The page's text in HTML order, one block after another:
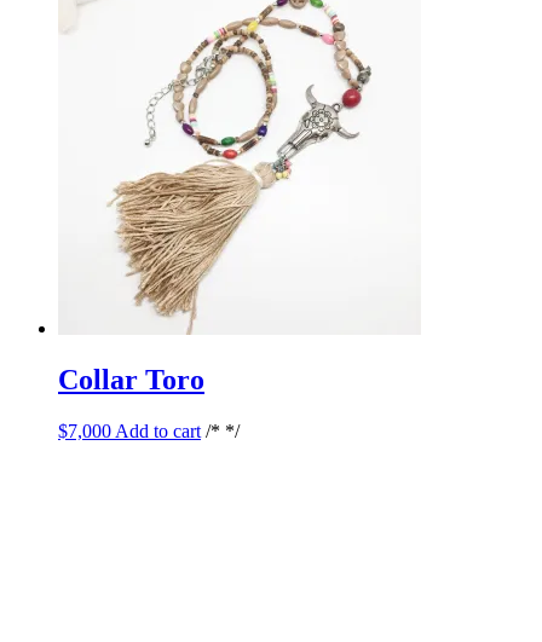
Collar Toro
$7,000 Add to cart /* */